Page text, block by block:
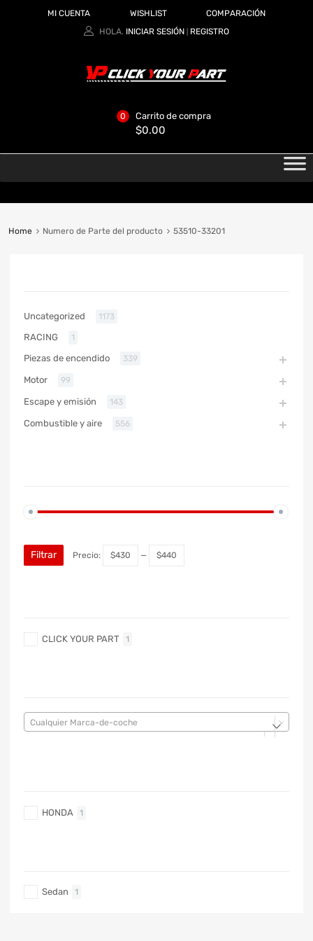
MI CUENTA WISHLIST
COMPARACIÓN
HOLA. INICIAR SESIÓN REGISTRO
Carrito de compra
$0.00
0
Home Numero de Parte del producto 53510-33201
Uncategorized 1173
RACING 1
Piezas de encendido 339
Motor 99
Escape y emisión 143
Combustible y aire 556
Filtrar Precio: $430 — $440
CLICK YOUR PART 1
Cualquier Marca-de-coche
HONDA 1
Sedan 1